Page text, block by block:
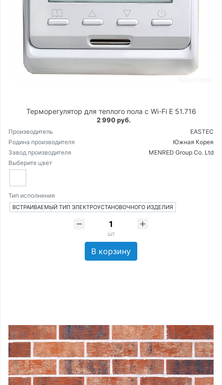
Терморегулятор для теплого пола с Wi-Fi E 51.716
2 990 руб.
Производитель
EASTEC
Родина производителя
Южная Корея
Завод производителя
MENRED Group Co. Ltd
Выберите цвет
Тип исполнения
ВСТРАИВАЕМЫЙ ТИП ЭЛЕКТРОУСТАНОВОЧНОГО ИЗДЕЛИЯ
шт
В корзину